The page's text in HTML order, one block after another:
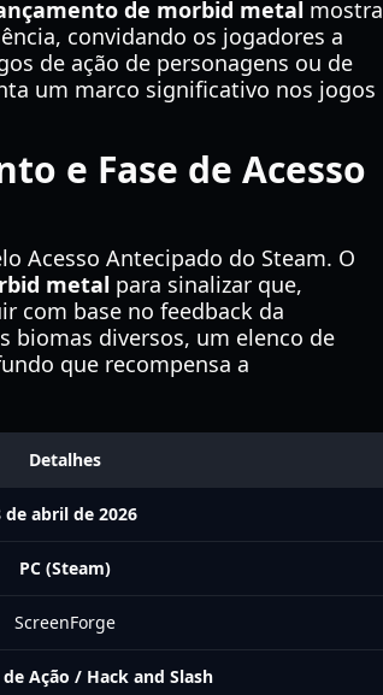
de morbid metal mostra
convidando os jogadores a
de ação de personagens ou de
um marco significativo nos jogos
e Fase de Acesso
Acesso Antecipado do Steam. O
metal para sinalizar que,
com base no feedback da
biomas diversos, um elenco de
que recompensa a
Detalhes
de abril de 2026
PC (Steam)
ScreenForge
Ação / Hack and Slash